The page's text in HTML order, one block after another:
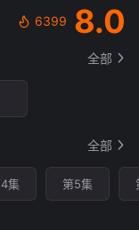
6399 8.0
全部
全部
集 第5集